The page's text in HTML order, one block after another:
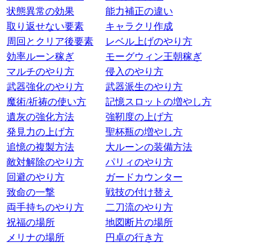
状態異常の効果
能力補正の違い
取り返せない要素
キャラクリ作成
周回とクリア後要素
レベル上げのやり方
効率ルーン稼ぎ
モーグウィン王朝稼ぎ
マルチのやり方
侵入のやり方
武器強化のやり方
武器派生のやり方
魔術/祈祷の使い方
記憶スロットの増やし方
遺灰の強化方法
強靭度の上げ方
発見力の上げ方
聖杯瓶の増やし方
追憶の複製方法
大ルーンの装備方法
敵対解除のやり方
パリィのやり方
回避のやり方
ガードカウンター
致命の一撃
戦技の付け替え
両手持ちのやり方
二刀流のやり方
祝福の場所
地図断片の場所
メリナの場所
円卓の行き方